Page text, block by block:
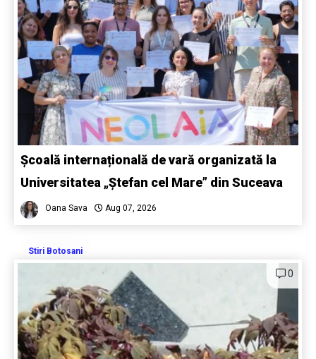
Școală internațională de vară organizată la
Universitatea „Ștefan cel Mare” din Suceava
Oana Sava Aug 07, 2026
Stiri Botosani
0